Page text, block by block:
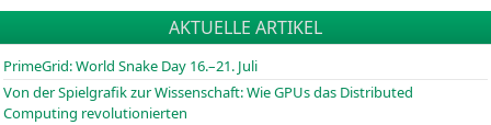
AKTUELLE ARTIKEL
PrimeGrid: World Snake Day 16.–21. Juli
Von der Spielgrafik zur Wissenschaft: Wie GPUs das Distributed
Computing revolutionierten